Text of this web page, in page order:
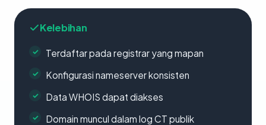
Kelebihan
Terdaftar pada registrar yang mapan
Konfigurasi nameserver konsisten
Data WHOIS dapat diakses
Domain muncul dalam log CT publik